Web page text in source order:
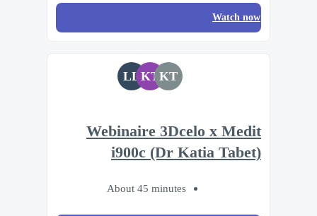
Watch now
KT
KT
LL
Webinaire 3Dcelo x Medit
i900c (Dr Katia Tabet)
About 45 minutes